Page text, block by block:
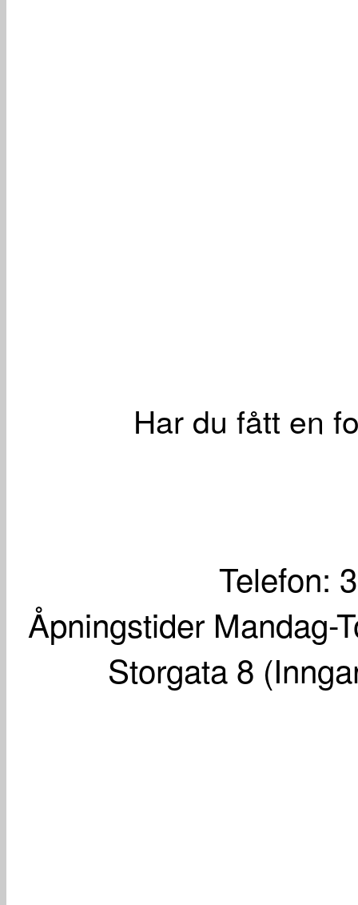
Har du fått en
Telefon:
Åpningstider Mandag-
Storgata 8